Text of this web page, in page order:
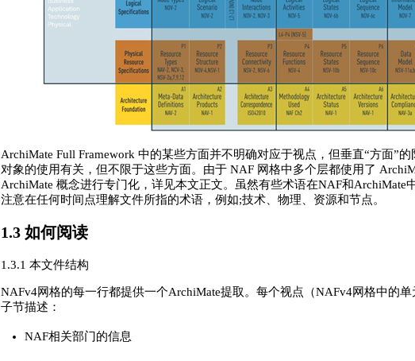
ArchiMate Full Framework 中的某些方面并不明确对应于视点，但垂直“方面”
对象的使用有关，但不限于这些方面。由于 NAF 网格中多个层都使用了
ArchiMate 概念进行专门化，详见本文正文。虽然有些术语在NAF和ArchiMate
注意在任何时间点理解文件所指的术语，例如;技术、物理、资源和节点。
1.3 如何阅读
1.3.1 本文件结构
NAFv4网格的每一行都提供一个ArchiMate提取。每个视点（NAFv4网格中的
子节描述：
NAF相关部门的信息